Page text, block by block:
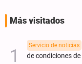
Más visitados
Servicio de noticias
de condiciones de